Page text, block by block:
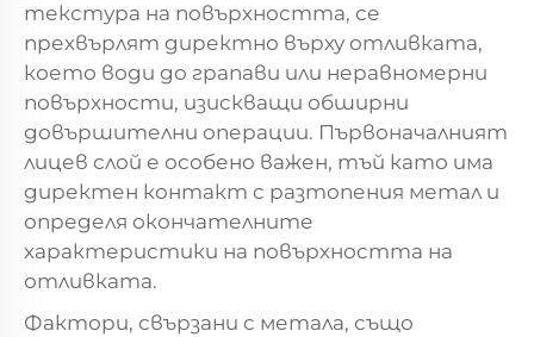
текстура на повърхността, се
прехвърлят директно върху отливката,
което води до грапави или неравномерни
повърхности, изискващи обширни
довършителни операции. Първоначалният
лицев слой е особено важен, тъй като има
директен контакт с разтопения метал и
определя окончателните
характеристики на повърхността на
отливката.
Фактори, свързани с метала, също